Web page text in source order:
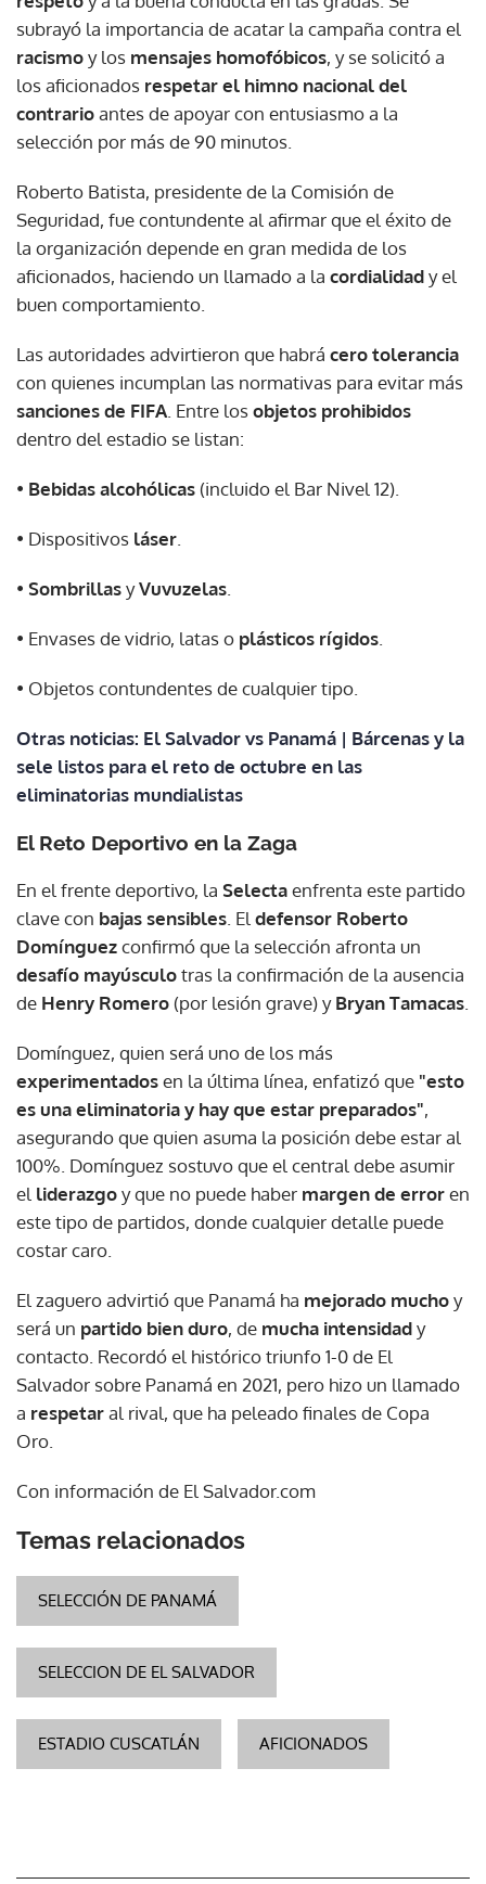
subrayó la importancia de acatar la campaña contra el
racismoy los mensajes homofóbicos, y se solicitó a
los aficionados respetar el himno nacional del
contrarioantes de apoyar con entusiasmo a la
selección por más de 90 minutos.
Roberto Batista, presidente de la Comisión de
Seguridad, fue contundente al afirmar que el éxito de
la organización depende en gran medida de los
aficionados, haciendo un llamado a la cordialidady el
buen comportamiento.
Las autoridades advirtieron que habrá cero tolerancia
con quienes incumplan las normativas para evitar más
sanciones de FIFA . Entre losobjetos prohibidos
dentro del estadio se listan:
• Bebidas alcohólicas (incluido el Bar Nivel 12).
• Dispositivos láser
• SombrillasyVuvuzelas
• Envases de vidrio, latas o plásticos rígidos
• Objetos contundentes de cualquier tipo.
Otras noticias: El Salvador vs Panamá | Bárcenas y la
sele listos para el reto de octubre en las
eliminatorias mundialistas
El Reto Deportivo en la Zaga
En el frente deportivo, la Selectaenfrenta este partido
clave con bajas sensibles . El defensor Roberto
Domínguezconfirmó que la selección afronta un
desafío mayúsculotras la confirmación de la ausencia
de Henry Romero (por lesión grave) yBryan Tamacas
Domínguez, quien será uno de los más
experimentadosen la última línea, enfatizó que "esto
es una eliminatoria y hay que estar preparados",
asegurando que quien asuma la posición debe estar al
100%. Domínguez sostuvo que el central debe asumir
el liderazgoy que no puede haber margen de erroren
este tipo de partidos, donde cualquier detalle puede
costar caro.
El zaguero advirtió que Panamá ha mejorado muchoy
será un partido bien duro, de mucha intensidady
contacto. Recordó el histórico triunfo 1-0 de El
Salvador sobre Panamá en 2021, pero hizo un llamado
a respetaral rival, que ha peleado finales de Copa
Oro.
Con información de El Salvador.com
Temas relacionados
SELECCIÓN DE PANAMÁ
SELECCION DE EL SALVADOR
ESTADIO CUSCATLÁN AFICIONADOS